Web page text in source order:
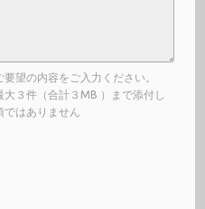
望の内容をご入力ください。
３件（合計３MB ）まで添付し
はありません